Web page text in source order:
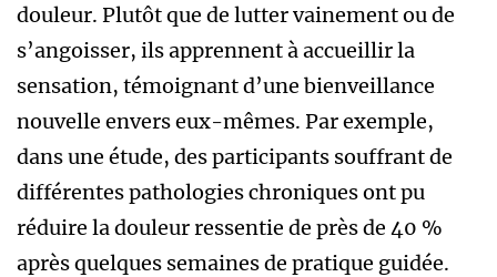
douleur. Plutôt que de lutter vainement ou de
s’angoisser, ils apprennent à accueillir la
sensation, témoignant d’une bienveillance
nouvelle envers eux-mêmes. Par exemple,
dans une étude, des participants souffrant de
différentes pathologies chroniques ont pu
réduire la douleur ressentie de près de 40 %
après quelques semaines de pratique guidée.